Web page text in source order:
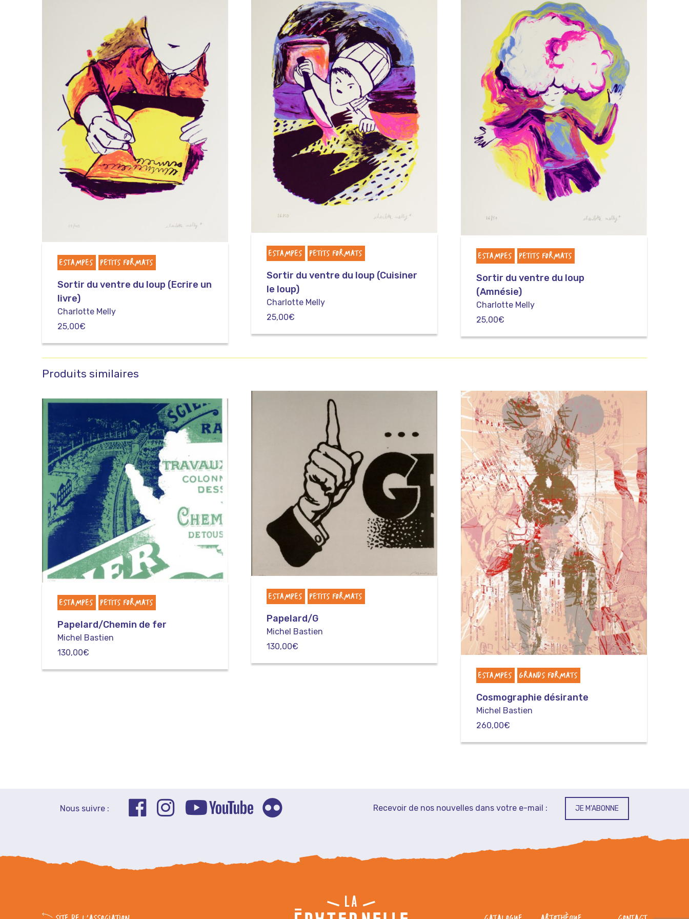
ESTAMPES PETITS FORMATS
Sortir du ventre du loup (Ecrire un
livre)
Charlotte Melly
25,00€
ESTAMPES PETITS FORMATS
Sortir du ventre du loup (Cuisiner
le loup)
Charlotte Melly
25,00€
ESTAMPES PETITS FORMATS
Sortir du ventre du loup
(Amnésie)
Charlotte Melly
25,00€
Produits similaires
ESTAMPES PETITS FORMATS
Papelard/Chemin de fer
Michel Bastien
130,00€
ESTAMPES PETITS FORMATS
Papelard/G
Michel Bastien
130,00€
ESTAMPES GRANDS FORMATS
Cosmographie désirante
Michel Bastien
260,00€
Nous suivre : Recevoir de nos nouvelles dans votre e-mail : JE M'ABONNE